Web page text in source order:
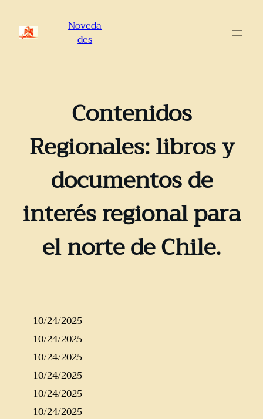
contenido
Noveda
des
Contenidos
Regionales: libros y
documentos de
interés regional para
el norte de Chile.
10/24/2025
10/24/2025
10/24/2025
10/24/2025
10/24/2025
10/24/2025